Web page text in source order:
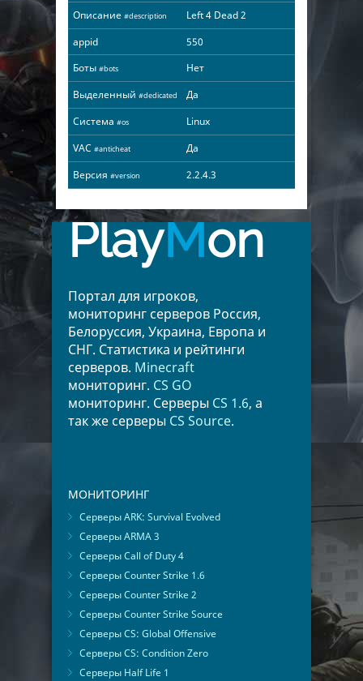
Описание #description
Left 4 Dead 2
appid
550
Боты #bots
Нет
Выделенный #dedicated
Да
Система #os
Linux
VAC #anticheat
Да
Версия #version 2.2.4.3
PlayMon
Портал для игроков,
мониторинг серверов Россия,
Белоруссия, Украина, Европа и
СНГ. Статистика и рейтинги
серверов. Minecraft
мониторинг. CS GO
мониторинг. Серверы CS 1.6, а
так же серверы CS Source.
МОНИТОРИНГ
Серверы ARK: Survival Evolved
Серверы ARMA 3
Серверы Call of Duty 4
Серверы Counter Strike 1.6
Серверы Counter Strike 2
Серверы Counter Strike Source
Серверы CS: Global Offensive
Серверы CS: Condition Zero
Серверы Half Life 1